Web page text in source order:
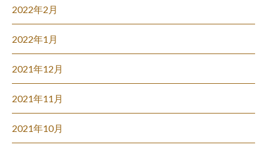
2022年2月
2022年1月
2021年12月
2021年11月
2021年10月